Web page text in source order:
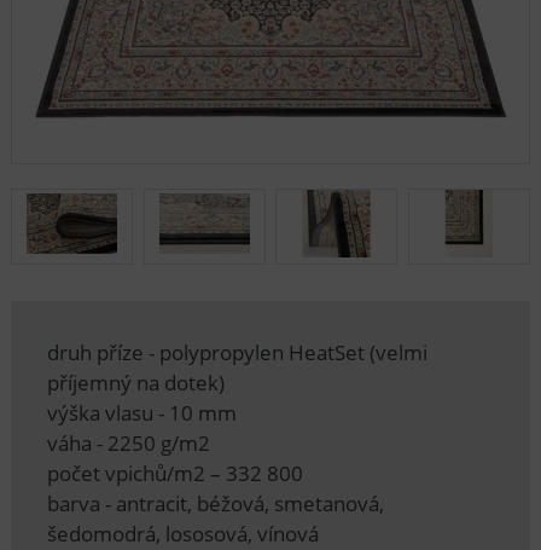
druh příze - polypropylen HeatSet (velmi
příjemný na dotek)
výška vlasu - 10 mm
váha - 2250 g/m2
počet vpichů/m2 – 332 800
barva - antracit, béžová, smetanová,
šedomodrá, lososová, vínová